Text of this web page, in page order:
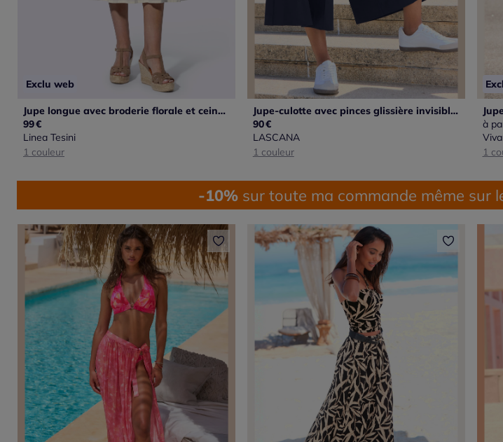
Exclu web
Jupe longue avec broderie florale et ceinture élastique
99€
Linea Tesini
1 couleur
Jupe-culotte avec pinces glissière invisible et ceinture haute
90€
LASCANA
1 couleur
à
1
-10% sur toute ma commande même sur